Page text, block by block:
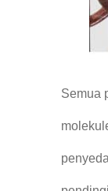
Semua